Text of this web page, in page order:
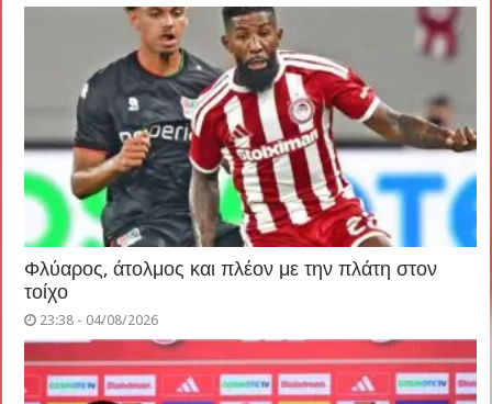
Φλύαρος, άτολμος και πλέον με την πλάτη στον
τοίχο
23:38 - 04/08/2026